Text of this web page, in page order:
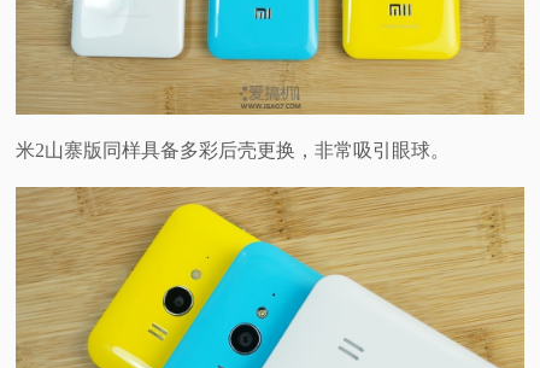
米2山寨版同样具备多彩后壳更换，非常吸引眼球。